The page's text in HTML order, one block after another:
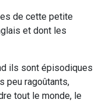
de cette petite
et dont les
ils sont épisodiques
peu ragoûtants,
tout le monde, le